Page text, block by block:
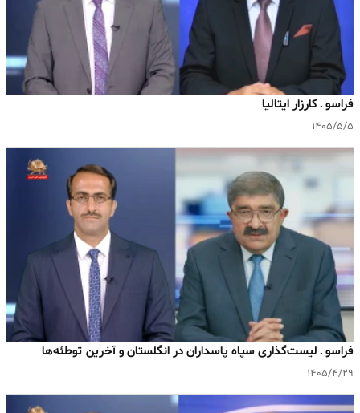
فراسو ـ کارزار ایتالیا
۱۴۰۵/۵/۵
فراسو ـ لیست‌گذاری سپاه پاسداران در انگلستان و آخرین توطئه‌ها
۱۴۰۵/۴/۲۹